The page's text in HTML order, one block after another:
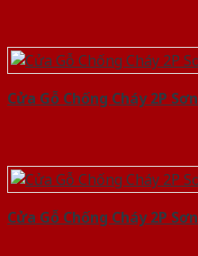
Cửa Gỗ Chống Cháy 2P
Cửa Gỗ Chống Cháy 2P